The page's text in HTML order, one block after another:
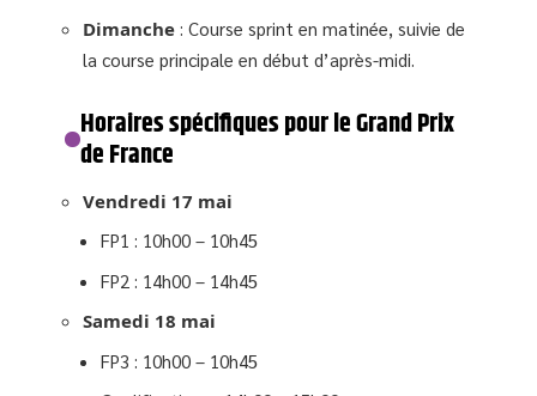
Dimanche : Course sprint en matinée, suivie de
la course principale en début d’après-midi.
Horaires spécifiques pour le Grand Prix
de France
Vendredi 17 mai
FP1 : 10h00 – 10h45
FP2 : 14h00 – 14h45
Samedi 18 mai
FP3 : 10h00 – 10h45